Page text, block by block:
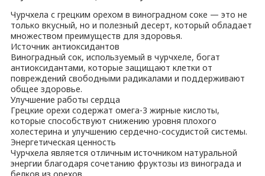
Чурчхела с грецким орехом в виноградном соке — это не
только вкусный, но и полезный десерт, который обладает
множеством преимуществ для здоровья.
Источник антиоксидантов
Виноградный сок, используемый в чурчхеле, богат
антиоксидантами, которые защищают клетки от
повреждений свободными радикалами и поддерживают
общее здоровье.
Улучшение работы сердца
Грецкие орехи содержат омега-3 жирные кислоты,
которые способствуют снижению уровня плохого
холестерина и улучшению сердечно-сосудистой системы.
Энергетическая ценность
Чурчхела является отличным источником натуральной
энергии благодаря сочетанию фруктозы из винограда и
белков из орехов.